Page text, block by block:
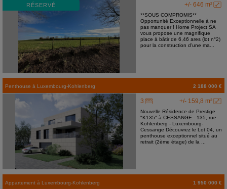
RÉSERVÉ +/- 646 m²
**SOUS COMPROMIS**
Opportunité Exceptionnelle à ne
pas manquer ! Home Project SA
vous propose une magnifique
place à bâtir de 6,46 ares (lot n°2)
pour la construction d'une ma...
Penthouse à Luxembourg-Kohlenberg 2 188 000 €
+/- 159,8 m²
3
Nouvelle Résidence de Prestige
"K135" à CESSANGE - 135, rue
Kohlenberg - Luxembourg-
Cessange Découvrez le Lot 04, un
penthouse exceptionnel situé au
retrait (2ème étage) de la ...
Appartement à Luxembourg-Kohlenberg 1 950 000 €